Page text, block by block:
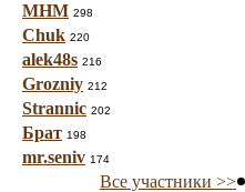
МНМ 298
Chuk 220
alek48s 216
Grozniy 212
Strannic 202
Брат 198
mr.seniv 174
Все участники >>